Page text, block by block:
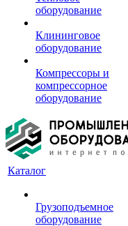
оборудование
Клининговое
оборудование
Компрессоры и
компрессорное
оборудование
Каталог
Грузоподъемное
оборудование